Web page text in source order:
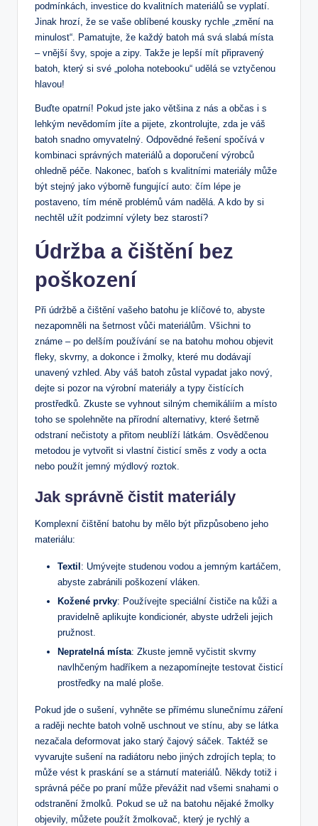
podmínkách, investice do kvalitních materiálů se vyplatí.
Jinak hrozí, že se vaše oblíbené kousky ‌rychle „změní‍ na
‍minulost“. Pamatujte, že každý batoh má svá slabá místa
– ⁤vnější‍ švy,‌ spoje a zipy. Takže je lepší mít připravený
batoh, který si své „poloha notebooku“ udělá se​ vztyčenou‌
hlavou!
Buďte ⁢opatrní! ‍Pokud jste jako⁣ většina z nás a občas i s⁤
lehkým nevědomím jíte a pijete, zkontrolujte, zda je váš
batoh snadno omyvatelný.⁢ Odpovědné řešení spočívá v
kombinaci správných materiálů a doporučení výrobců
ohledně péče. Nakonec, baťoh s ‌kvalitními materiály může
být stejný jako výborně fungující auto: čím lépe je
postaveno, tím méně problémů vám nadělá. A kdo by si
nechtěl užít podzimní výlety bez starostí?
Údržba a čištění bez⁢
poškození
Při údržbě a čištění vašeho batohu ⁢je klíčové to, abyste
‍nezapomněli ‍na šetrnost vůči materiálům.‌ Všichni to
známe – po delším ‌používání se na batohu mohou objevit
fleky, skvrny, a dokonce i žmolky, které⁤ mu dodávají
unavený vzhled. Aby váš batoh zůstal vypadat jako nový,
dejte si pozor na výrobní materiály a typy čistících
prostředků. Zkuste se vyhnout silným chemikáliím a místo
toho se spolehněte na přírodní alternativy, které šetrně⁤
odstraní ‍nečistoty a přitom neublíží látkám. Osvědčenou
metodou je vytvořit si ⁢vlastní čisticí směs ⁣z‌ vody a octa
nebo⁢ použít jemný mýdlový​ roztok.
Jak správně čistit materiály
Komplexní čištění batohu by mělo být přizpůsobeno jeho
materiálu:
Textil :‍ Umývejte studenou ​vodou a​ jemným kartáčem,
abyste zabránili poškození vláken.
Kožené prvky: Používejte speciální čističe⁢ na kůži a
pravidelně aplikujte kondicionér, abyste ⁢udrželi jejich
pružnost.
Nepratelná místa: Zkuste jemně ‍vyčistit skvrny
‌navlhčeným hadříkem a nezapomínejte testovat čisticí⁣
prostředky na ​malé ploše.
Pokud jde o sušení, vyhněte se přímému slunečnímu záření
a raději nechte batoh volně uschnout ve stínu, aby se látka
nezačala deformovat jako starý čajový sáček. Taktéž se
vyvarujte sušení na radiátoru nebo jiných zdrojích​ tepla; to
může vést‌ k praskání se a ⁣stárnutí materiálů. Někdy totiž i
správná péče po praní může​ převážit nad všemi snahami o
odstranění žmolků. Pokud ⁣se⁤ už na batohu nějaké žmolky‍
objevily, můžete použít žmolkovač, který je⁣ rychlý a